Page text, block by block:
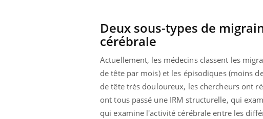
Deux sous-types de
cérébrale
Actuellement, les médecins classent les
de tête par mois) et les épisodiques (moins
de tête très douloureux, les chercheurs ont
ont tous passé une IRM structurelle, qui
qui examine l'activité cérébrale entre les